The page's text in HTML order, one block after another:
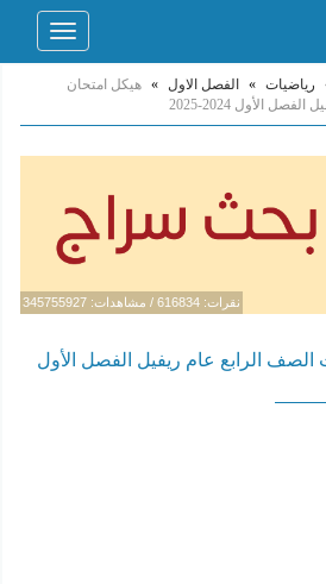
Toggle
رياضيات » الفصل الاول » هيكل امتحان
الأول 2024-2025
نقرات: 616834 / مشاهدات: 345755927
الصف الرابع عام ريفيل الفصل الأول